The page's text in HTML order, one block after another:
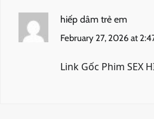
hiếp dâm trẻ em
February 27, 2026 at
Link Gốc Phim SEX